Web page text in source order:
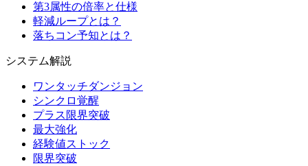
第3属性の倍率と仕様
軽減ループとは？
落ちコン予知とは？
システム解説
ワンタッチダンジョン
シンクロ覚醒
プラス限界突破
最大強化
経験値ストック
限界突破